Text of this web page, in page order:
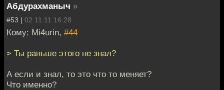
Абдурахманыч »
#53 | 02.11.11 16:28
Кому: Mi4urin, #44
> Ты раньше этого не знал?
А если и знал, то это что то меняет?
Что именно?